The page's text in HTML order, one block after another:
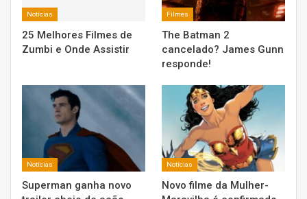
Notícias
25 Melhores Filmes de
Zumbi e Onde Assistir
Filmes
The Batman 2
cancelado? James Gunn
responde!
Notícias
Superman ganha novo
Notícias
Novo filme da Mulher-